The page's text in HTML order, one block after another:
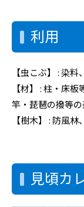
利用
【虫こぶ】 : 染料
【材】 : 柱・床
竿・琵琶の撥等
【樹木】 : 防風
見頃カ